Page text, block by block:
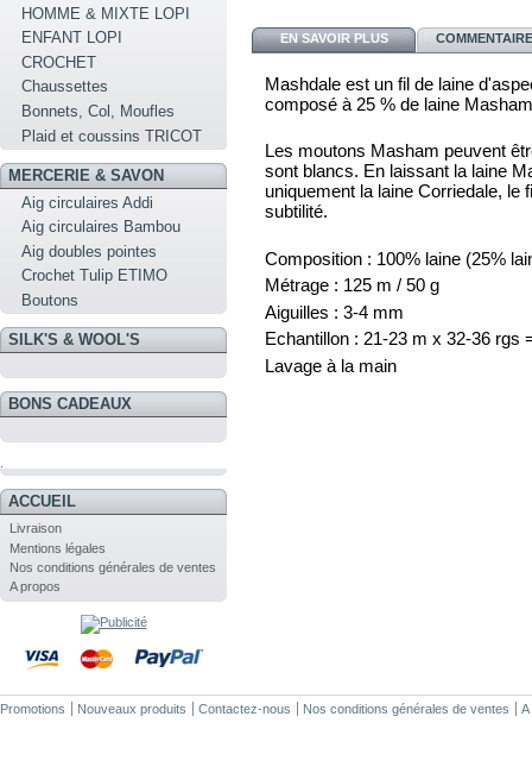
HOMME & MIXTE LOPI
ENFANT LOPI
CROCHET
Chaussettes
Bonnets, Col, Moufles
Plaid et coussins TRICOT
MERCERIE & SAVON
Aig circulaires Addi
Aig circulaires Bambou
Aig doubles pointes
Crochet Tulip ETIMO
Boutons
SILK'S & WOOL'S
BONS CADEAUX
ACCUEIL
Livraison
Mentions légales
Nos conditions générales de ventes
A propos
EN SAVOIR PLUS
Mashdale est un fil de laine
composé à 25 % de laine
Les moutons Masham peuvent
sont blancs. En laissant la laine
uniquement la laine Corriedale, le
subtilité.
Composition : 100% laine (25%
Métrage : 125 m / 50 g
Aiguilles : 3-4 mm
Echantillon : 21-23 m x 32-36 rgs
Lavage à la main
Promotions Nouveaux produits Contactez-nous Nos conditions générales de ventes A